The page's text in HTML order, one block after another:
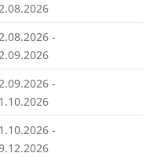
-
-
-